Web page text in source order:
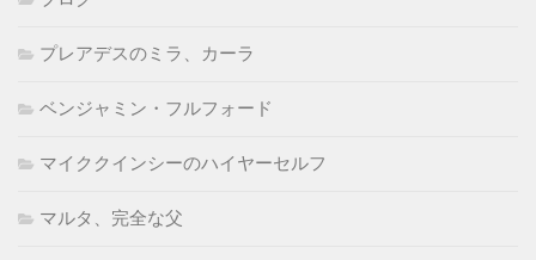
プレアデスのミラ、カーラ
ベンジャミン・フルフォード
マイククインシーのハイヤーセルフ
マルタ、完全な父